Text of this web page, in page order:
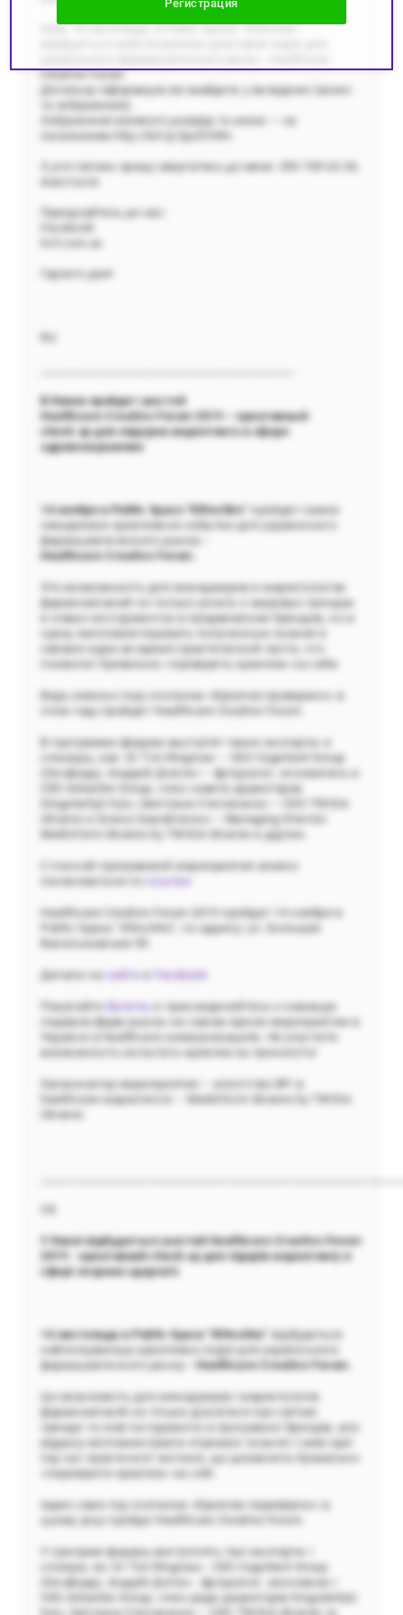
Регистрация
Київ, 14 листопада, в Public Space "Klitschko”
Creative Forum.
Детальну інформацію ви знайдете у вкладенні (анонс
та зображення).
Зображення великого розміру та анонс — за
посиланням http://bit.ly/2pZOVWv
З усіх питань прошу звертатись до мене: 050 769 63 24,
Анастасія.
Приєднуйтесь до нас:
hcf.com.ua
Гарного дня!
В Киеве пройдет шестой
Healthcare
Creative Forum
2019 – креативный
check
upдля лидеров маркетинга в сфере
здравоохранения
14 ноября в Public Space Klitschko
пройдет самое
ожидаемое креативное событие для украинского
фармацевтического рынка
Healthcare
Creative Forum
Это возможность для менеджеров и маркетологов
фармкомпаний не только узнать о мировых трендах
и новых инструментах в продвижении брендов, но и
сразу имплементировать полученные знания и
свежие идеи во время практической части, что
позволит буквально «проверить креатив» на себе.
Ведь именно под слоганом «Креатив проверено» в
этом году пройдет Healthcare Creative Forum.
В программе форума выступят такие эксперты и
спикеры, как: Dr Tim Ringrose – CEO Cognitant Group
(Оксфорд), Андрей Длигач – футуролог, основатель и
CEO Advanter Group, член совета директоров
SingularityU Kyiv, Светлана Степаненко – CEO TWIGA
Ukraine и Елена Самойленко – Managing Director
MedInform Ukraine by TWIGA Ukraine и другие.
С полной программой мероприятия можно
ознакомиться по
Healthcare Creative Forum 2019 пройдет 14 ноября в
Public Space "Klitschko”, по адресу: ул. Большая
Васильковская 55.
Детали на сайте Facebook
Покупайте билеты
и присоединяйтесь к команде
лидеров фарм рынка на самом ярком мероприятии в
Украине в healthcare коммуникациях. Не упустите
возможность испытать креатив на прочность!
Организатор мероприятия – агентство №1 в
healthcare маркетинге – Medinform Ukraine by TWIGA
У Києві відбудеться шостий Healthcare Creative Forum
2019 - креативний check up для лідерів маркетингу в
сфері охорони здоров'я
14 листопада в Public Space "Klitschko”
відбудеться
найочікуваніша креативна подія для українського
фармацевтичного ринку
- Healthcare Creative Forum.
Це можливість для менеджерів і маркетологів
фармкомпаній не тільки дізнатися про світові
тренди та нові інструменти в просуванні брендів, але
відразу імплементувати отримані знання і свіжі ідеї
під час практичної частини, що дозволить буквально
«перевірити креатив» на собі.
Адже саме під слоганом «Креатив перевірено» в
цьому році пройде Healthcare Creative Forum.
У програмі форуму виступлять такі експерти і
спікери, як: Dr Tim Ringrose - CEO Cognitant Group
(Оксфорд), Андрій Длігач - футуролог, засновник і
CEO Advanter Group, член ради директорів SingularityU